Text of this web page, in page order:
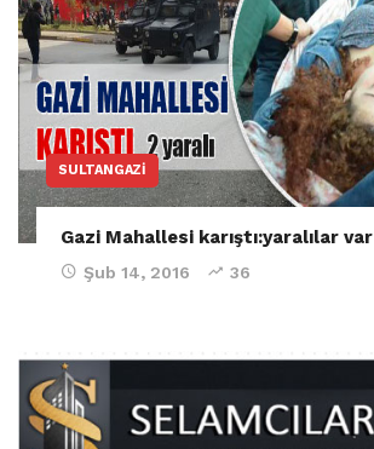
SULTANGAZI
Gazi Mahallesi karıştı:yaralılar var
Şub 14, 2016 36